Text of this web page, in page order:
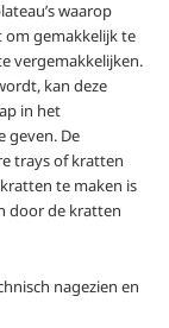
waarop
om gemakkelijk te
vergemakkelijken.
kan deze
in het
geven. De
trays of kratten
te maken is
door de kratten
nagezien en